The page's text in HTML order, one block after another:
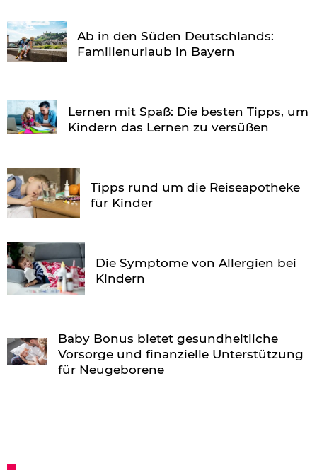
Ab in den Süden Deutschlands:
Familienurlaub in Bayern
Lernen mit Spaß: Die besten Tipps, um
Kindern das Lernen zu versüßen
Tipps rund um die Reiseapotheke
für Kinder
Die Symptome von Allergien bei
Kindern
Baby Bonus bietet gesundheitliche
Vorsorge und finanzielle Unterstützung
für Neugeborene